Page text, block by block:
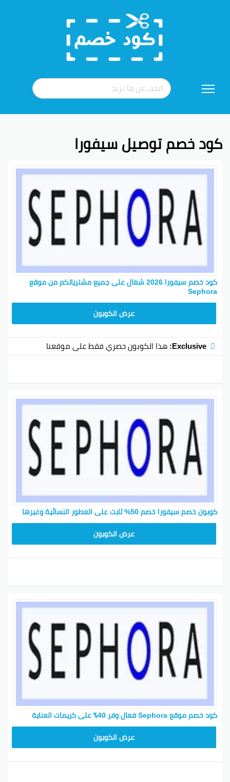
إلى
كود خصم توصيل سيفورا
كود خصم سيفورا 2026 شغال على جميع مشترياتكم من موقع
Sephora
عرض الكوبون
Exclusive: هذا الكوبون حصري فقط على موقعنا
كوبون خصم سيفورا خصم 50% ثابت على العطور النسائية وغيرها
عرض الكوبون
كود خصم موقع Sephora فعال وفر 40٪ على كريمات العناية
عرض الكوبون